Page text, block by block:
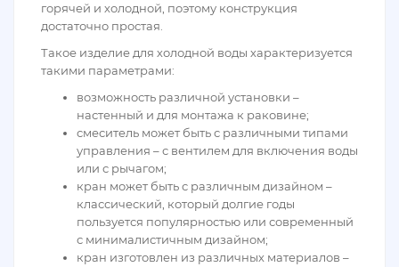
горячей и холодной, поэтому конструкция
достаточно простая.
Такое изделие для холодной воды характеризуется
такими параметрами:
возможность различной установки –
настенный и для монтажа к раковине;
смеситель может быть с различными типами
управления – с вентилем для включения воды
или с рычагом;
кран может быть с различным дизайном –
классический, который долгие годы
пользуется популярностью или современный
с минималистичным дизайном;
кран изготовлен из различных материалов –